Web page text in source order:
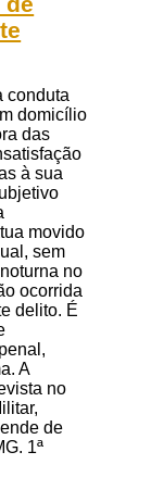
conduta
domicílio
das
à sua
movido
sem
no
ocorrida
delito. É
A
no
de
1ª